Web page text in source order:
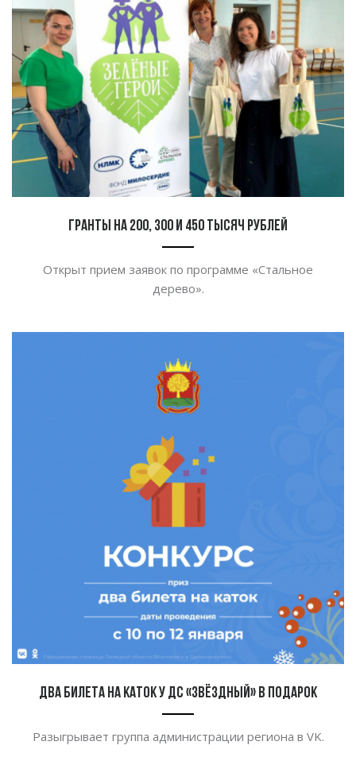
Гранты на 200, 300 и 450 тысяч рублей
Открыт прием заявок по программе «Стальное
дерево».
Два билета на каток у ДС «Звёздный» в подарок
Разыгрывает группа администрации региона в VK.